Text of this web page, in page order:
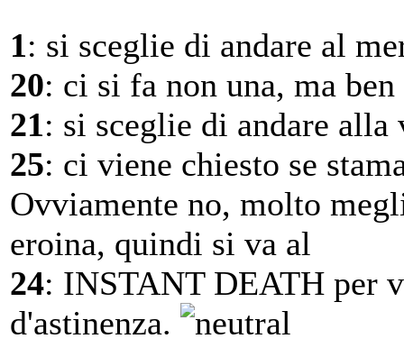
1: si sceglie di andare al
20: ci si fa non una, ma
21: si sceglie di andare
25: ci viene chiesto se
Ovviamente no, molto
eroina, quindi si va al
24: INSTANT DEATH per
d'astinenza.